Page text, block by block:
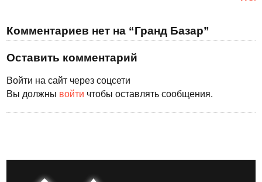
Комментариев нет на “Гранд Базар”
Оставить комментарий
Войти на сайт через соцсети
Вы должны войти чтобы оставлять сообщения.